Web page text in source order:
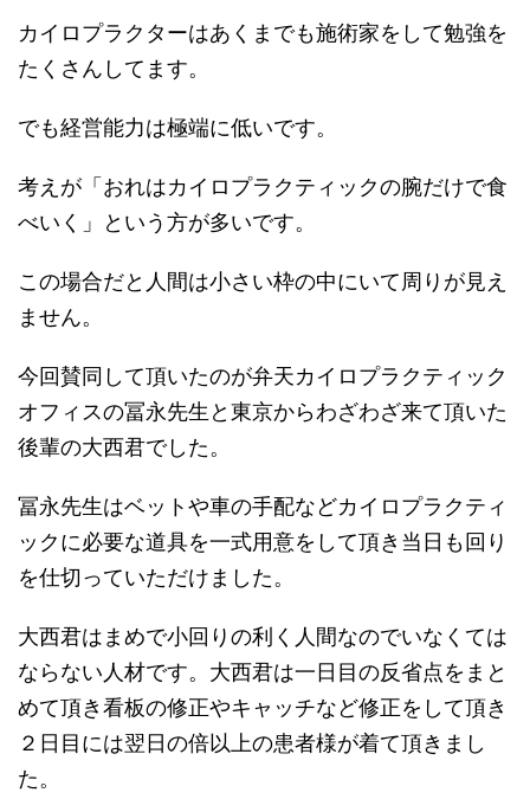
カイロプラクターはあくまでも施術家をして勉強を
たくさんしてます。
でも経営能力は極端に低いです。
考えが「おれはカイロプラクティックの腕だけで食
べいく」という方が多いです。
この場合だと人間は小さい枠の中にいて周りが見え
ません。
今回賛同して頂いたのが弁天カイロプラクティック
オフィスの冨永先生と東京からわざわざ来て頂いた
後輩の大西君でした。
冨永先生はベットや車の手配などカイロプラクティ
ックに必要な道具を一式用意をして頂き当日も回り
を仕切っていただけました。
大西君はまめで小回りの利く人間なのでいなくては
ならない人材です。大西君は一日目の反省点をまと
めて頂き看板の修正やキャッチなど修正をして頂き
２日目には翌日の倍以上の患者様が着て頂きまし
た。